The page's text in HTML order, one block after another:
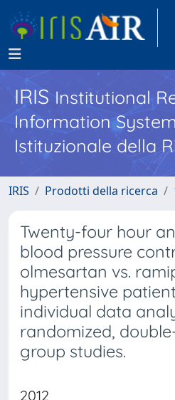
IRISInstitutional
Information System
Istituzionale della
IRIS Prodotti della ricerca
Twenty-four hour
blood pressure
olmesartan vs.
hypertensive
individual data
randomized,
group studies.
2012